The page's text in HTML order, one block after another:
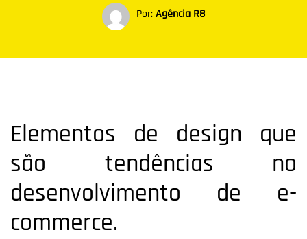
Por:Agência R8
Elementos de design que
são tendências no
desenvolvimento de e-
commerce.